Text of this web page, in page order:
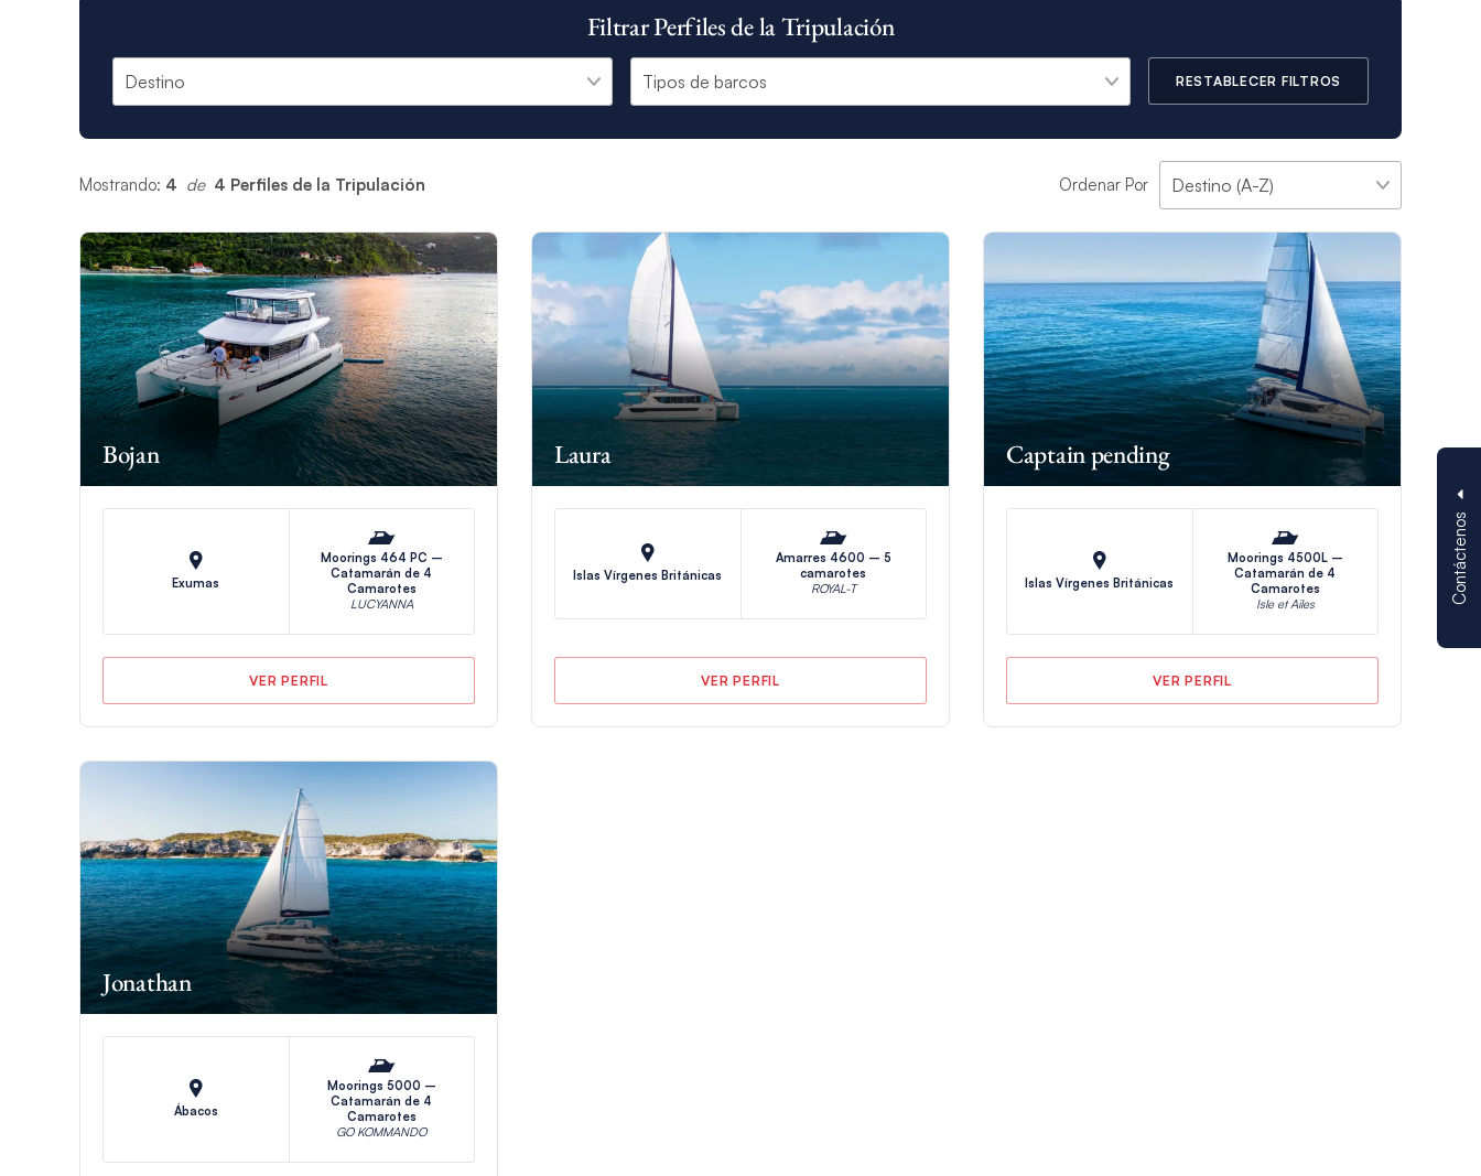
Contáctenos
Filtrar Perfiles de la Tripulación
RESTABLECER FILTROS
Mostrando: 4 de 4 Perfiles de la Tripulación Ordenar Por
Bojan
Exumas
Moorings 464 PC –
Catamarán de 4
Camarotes
LUCYANNA
VER PERFIL
Laura
Islas Vírgenes Británicas
Amarres 4600 – 5
camarotes
ROYAL-T
VER PERFIL
Captain pending
Islas Vírgenes Británicas
Moorings 4500L –
Catamarán de 4
Camarotes
Isle et Ailes
VER PERFIL
Jonathan
Ábacos
Moorings 5000 –
Catamarán de 4
Camarotes
GO KOMMANDO